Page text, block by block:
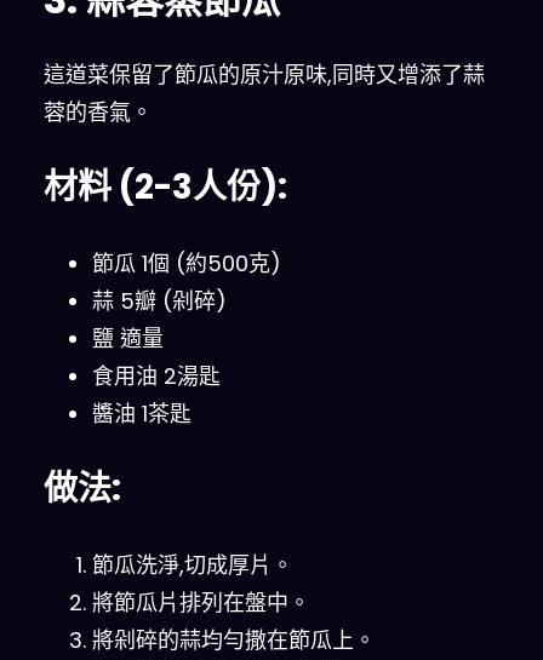
這道菜保留了節瓜的原汁原味,同時又增添了蒜
蓉的香氣。
材料 (2-3人份):
節瓜 1個 (約500克)
蒜 5瓣 (剁碎)
鹽 適量
食用油 2湯匙
醬油 1茶匙
做法:
節瓜洗淨,切成厚片。
將節瓜片排列在盤中。
將剁碎的蒜均勻撒在節瓜上。